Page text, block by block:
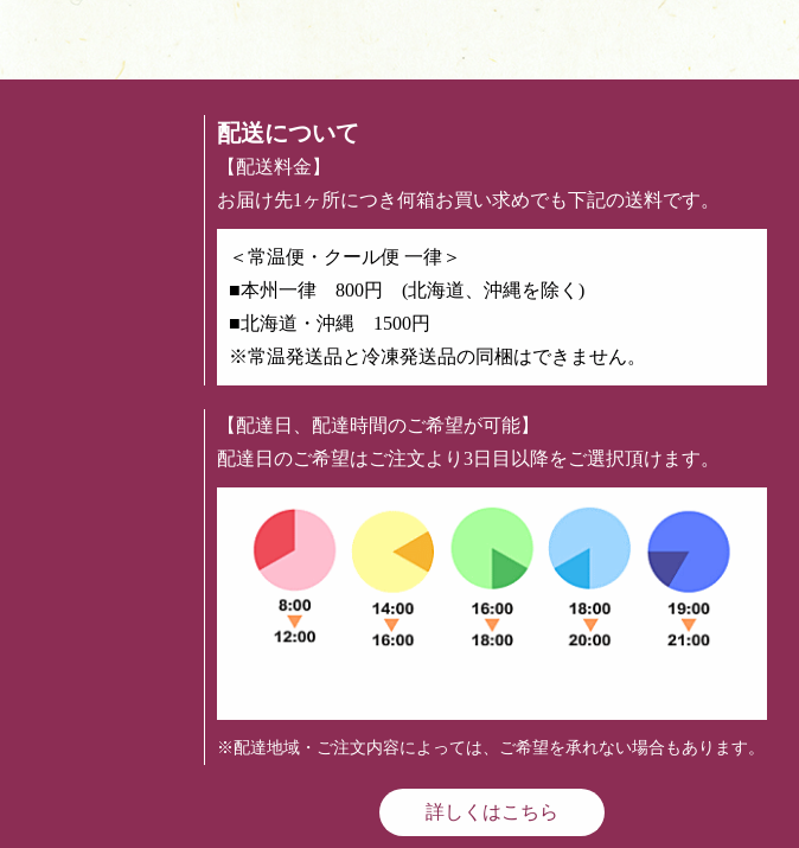
配送について
【配送料金】
お届け先1ヶ所につき何箱お買い求めでも下記の送料です。
＜常温便・クール便 一律＞
■本州一律 800円 (北海道、沖縄を除く)
■北海道・沖縄 1500円
※常温発送品と冷凍発送品の同梱はできません。
【配達日、配達時間のご希望が可能】
配達日のご希望はご注文より3日目以降をご選択頂けます。
※配達地域・ご注文内容によっては、ご希望を承れない場合もあります。
詳しくはこちら